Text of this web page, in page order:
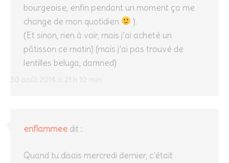
30 août 2014 à 21 h 10 min
bourgeoise, enfin pendant un moment ça me
change de mon quotidien
).
(Et sinon, rien à voir, mais j’ai acheté un
pâtisson ce matin) (mais j’ai pas trouvé de
lentilles beluga, damned)
enflammee dit :
Quand tu disais mercredi dernier, c’était